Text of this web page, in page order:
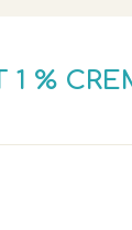
1 %